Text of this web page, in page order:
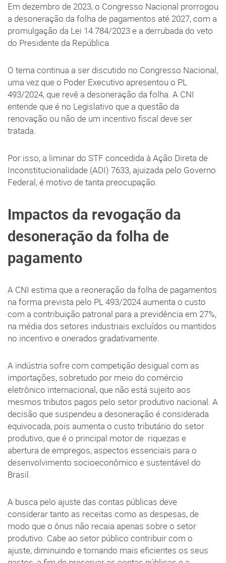
Em dezembro de 2023, o Congresso Nacional prorrogou
a desoneração da folha de pagamentos até 2027, com a
promulgação da Lei 14.784/2023 e a derrubada do veto
do Presidente da República.
O tema continua a ser discutido no Congresso Nacional,
uma vez que o Poder Executivo apresentou o PL
493/2024, que revê a desoneração da folha. A CNI
entende que é no Legislativo que a questão da
renovação ou não de um incentivo fiscal deve ser
tratada.
Por isso, a liminar do STF concedida à Ação Direta de
Inconstitucionalidade (ADI) 7633, ajuizada pelo Governo
Federal, é motivo de tanta preocupação.
Impactos da revogação da
desoneração da folha de
pagamento
A CNI estima que a reoneração da folha de pagamentos
na forma prevista pelo PL 493/2024 aumenta o custo
com a contribuição patronal para a previdência em 27%,
na média dos setores industriais excluídos ou mantidos
no incentivo e onerados gradativamente.
A indústria sofre com competição desigual com as
importações, sobretudo por meio do comércio
eletrônico internacional, que não está sujeito aos
mesmos tributos pagos pelo setor produtivo nacional. A
decisão que suspendeu a desoneração é considerada
equivocada, pois aumenta o custo tributário do setor
produtivo, que é o principal motor de riquezas e
abertura de empregos, aspectos essenciais para o
desenvolvimento socioeconômico e sustentável do
Brasil.
A busca pelo ajuste das contas públicas deve
considerar tanto as receitas como as despesas, de
modo que o ônus não recaia apenas sobre o setor
produtivo. Cabe ao setor público contribuir com o
ajuste, diminuindo e tornando mais eficientes os seus